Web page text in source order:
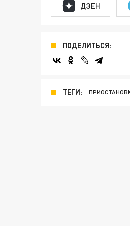
ДЗЕН
ПОДЕЛИТЬСЯ:
ТЕГИ: